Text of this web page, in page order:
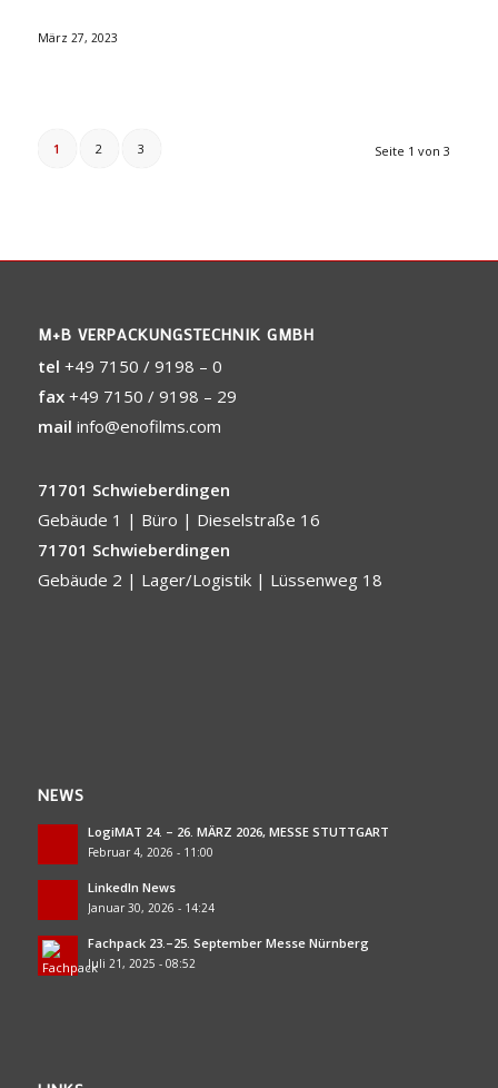
März 27, 2023
Seite 1 von 3
1 2 3
M+B VERPACKUNGSTECHNIK GMBH
tel +49 7150 / 9198 – 0
fax +49 7150 / 9198 – 29
mail info@enofilms.com
71701 Schwieberdingen
Gebäude 1 | Büro | Dieselstraße 16
71701 Schwieberdingen
Gebäude 2 | Lager/Logistik | Lüssenweg 18
NEWS
LogiMAT 24. – 26. MÄRZ 2026, MESSE STUTTGART
Februar 4, 2026 - 11:00
LinkedIn News
Januar 30, 2026 - 14:24
Fachpack 23.–25. September Messe Nürnberg
Juli 21, 2025 - 08:52